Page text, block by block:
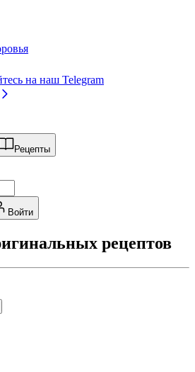
на наш Telegram
Рецепты
Войти
рецептов